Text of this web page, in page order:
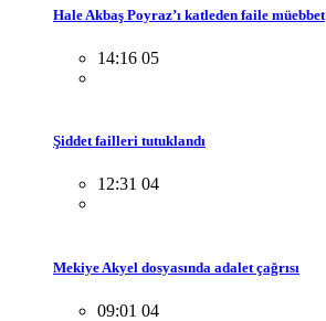
Hale Akbaş Poyraz’ı katleden faile müebbet
14:16 05
Şiddet failleri tutuklandı
12:31 04
Mekiye Akyel dosyasında adalet çağrısı
09:01 04